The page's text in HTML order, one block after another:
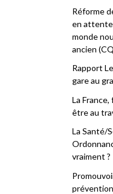
Réforme
en
monde
ancien
Rapport
gare au
La
être au
La Santé/
vraiment ?